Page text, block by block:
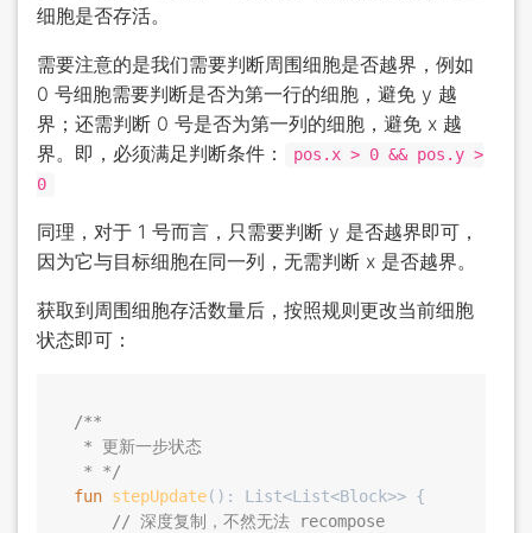
细胞是否存活。
需要注意的是我们需要判断周围细胞是否越界，例如
0 号细胞需要判断是否为第一行的细胞，避免 y 越
界；还需判断 0 号是否为第一列的细胞，避免 x 越
界。即，必须满足判断条件：
pos.x > 0 && pos.y >
0
同理，对于 1 号而言，只需要判断 y 是否越界即可，
因为它与目标细胞在同一列，无需判断 x 是否越界。
获取到周围细胞存活数量后，按照规则更改当前细胞
状态即可：
/**
* 更新一步状态
* */
fun stepUpdate() : List<List<Block>> {
// 深度复制，不然无法 recompose